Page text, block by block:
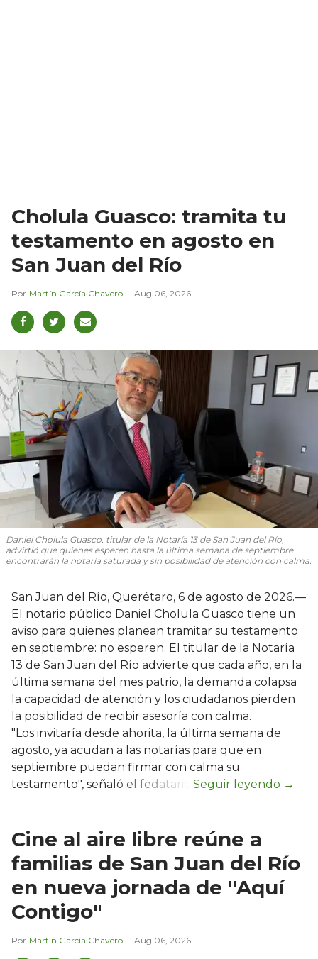
Cholula Guasco: tramita tu
testamento en agosto en
San Juan del Río
Martín García Chavero Aug 06, 2026
Daniel Cholula Guasco, titular de la Notaría 13 de San Juan del Río,
advirtió que quienes esperen hasta la última semana de septiembre
encontrarán la notaría saturada y sin posibilidad de atención con calma.
San Juan del Río, Querétaro, 6 de agosto de 2026.—
El notario público Daniel Cholula Guasco tiene un
aviso para quienes planean tramitar su testamento
en septiembre: no esperen. El titular de la Notaría
13 de San Juan del Río advierte que cada año, en la
última semana del mes patrio, la demanda colapsa
la capacidad de atención y los ciudadanos pierden
la posibilidad de recibir asesoría con calma.
"Los invitaría desde ahorita, la última semana de
agosto, ya acudan a las notarías para que en
septiembre puedan firmar con calma su
testamento", señaló el fedatario.
Cine al aire libre reúne a
familias de San Juan del Río
en nueva jornada de "Aquí
Contigo"
Martín García Chavero Aug 06, 2026